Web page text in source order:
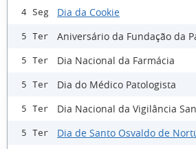
4 Seg Dia da Cookie
5 Ter Aniversário da Fundação da
5 Ter Dia Nacional da Farmácia
5 Ter Dia do Médico Patologista
5 Ter Dia Nacional da Vigilância
5 Ter Dia de Santo Osvaldo de